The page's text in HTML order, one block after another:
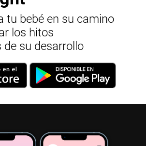
tu bebé en su camino
los hitos
su desarrollo